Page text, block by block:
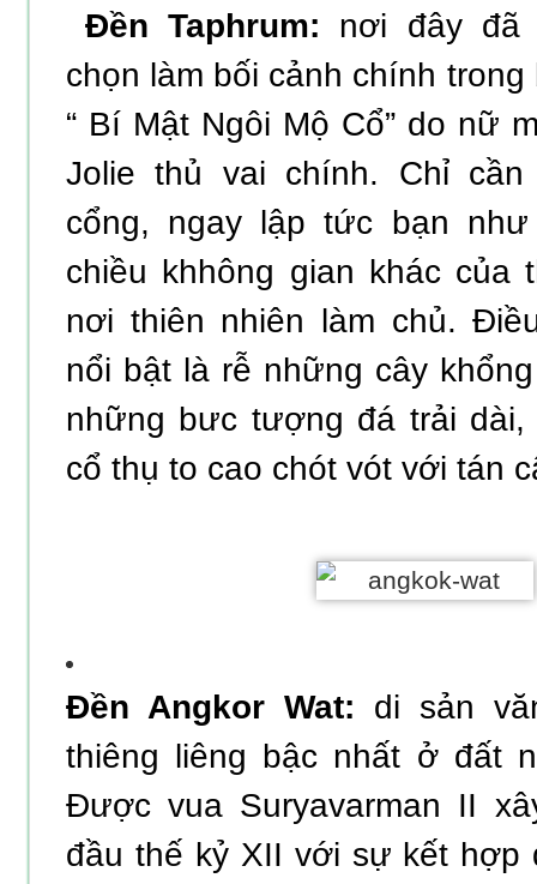
Đền Taphrum:
nơi đây đã
chọn làm bối cảnh chính
“ Bí Mật Ngôi Mộ Cổ” do nữ
Jolie thủ vai chính. Chỉ
cổng, ngay lập tức bạn
chiều khhông gian khác của
nơi thiên nhiên làm chủ.
nổi bật là rễ những cây
những bưc tượng đá trải dài,
cổ thụ to cao chót vót với tán
Đền Angkor Wat: di sản
thiêng liêng bậc nhất ở đất
Được vua Suryavarman II
đầu thế kỷ XII với sự kết hợp